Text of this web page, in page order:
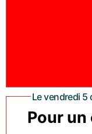
Le vendredi
Pour un